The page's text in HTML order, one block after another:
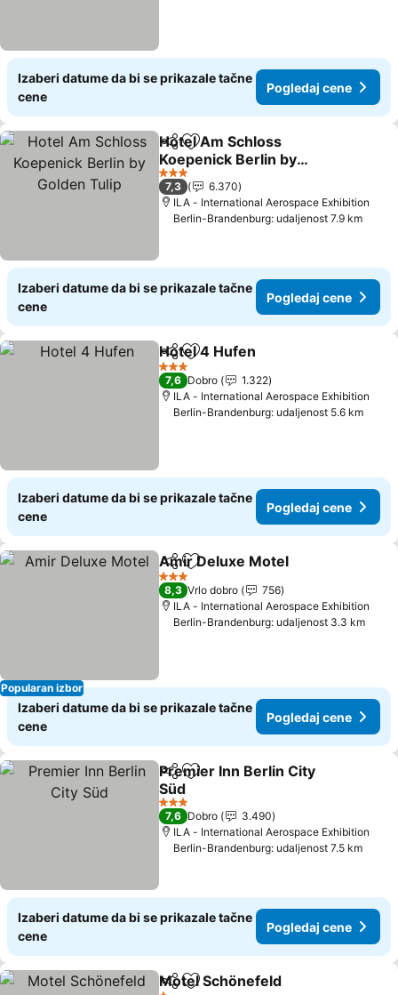
Izaberi datume da bi se prikazale tačne
cene
Pogledaj cene
Deli Dodati u favorite
Hotel Am Schloss
Koepenick Berlin by
Golden Tulip
Pogledaj cene
3 Zvezdice
7,3
6.370
ILA - International Aerospace Exhibition
Berlin-Brandenburg: udaljenost 7.9 km
Izaberi datume da bi se prikazale tačne
cene
Pogledaj cene
Deli Dodati u favorite
Hotel 4 Hufen
3 Zvezdice
7,6 Dobro
1.322
ILA - International Aerospace Exhibition
Berlin-Brandenburg: udaljenost 5.6 km
Izaberi datume da bi se prikazale tačne
cene
Pogledaj cene
Popularan izbor
Deli Dodati u favorite
Amir Deluxe Motel
3 Zvezdice
8,3 Vrlo dobro
756
ILA - International Aerospace Exhibition
Berlin-Brandenburg: udaljenost 3.3 km
Izaberi datume da bi se prikazale tačne
cene
Pogledaj cene
Deli Dodati u favorite
Premier Inn Berlin City
Süd
Pogledaj cene
3 Zvezdice
7,6 Dobro
3.490
ILA - International Aerospace Exhibition
Berlin-Brandenburg: udaljenost 7.5 km
Izaberi datume da bi se prikazale tačne
cene
Pogledaj cene
Deli Dodati u favorite
Motel Schönefeld